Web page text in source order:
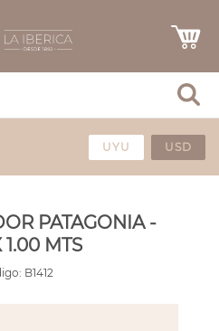
UYU USD
PATAGONIA -
1.00 MTS
B1412